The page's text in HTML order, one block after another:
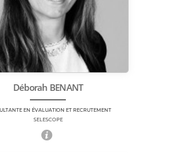
Déborah BENANT
EN ÉVALUATION ET RECRUTEMENT
SELESCOPE